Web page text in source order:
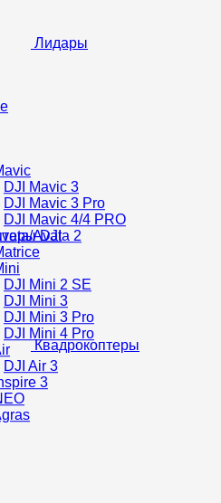
Лидары
Квадрокоптеры
DJI
DJI Mavic 3
DJI Mavic 3 Pro
DJI Mavic 4/4 PRO
Avata 2
DJI Mini 2 SE
DJI Mini 3
DJI Mini 3 Pro
DJI Mini 4 Pro
DJI Air 3
3